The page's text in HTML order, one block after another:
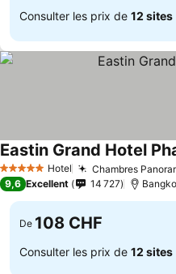
Consulter les prix de 12 sites
5 Étoiles Hotel Chambres
Eastin Grand Hotel
9,6 Excellent 14 727
De 108 CHF
Consulter les prix de 12 sites